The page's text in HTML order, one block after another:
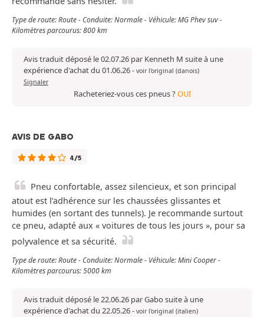
Type de route: Route - Conduite: Normale - Véhicule: MG Phev suv -
Kilomètres parcourus: 800 km
Avis traduit déposé le 02.07.26 par Kenneth M suite à une
expérience d'achat du 01.06.26- voir l'original (danois)
Signaler
Racheteriez-vous ces pneus ?OUI
AVIS DE GABO
4/5
Pneu confortable, assez silencieux, et son principal
atout est l’adhérence sur les chaussées glissantes et
humides (en sortant des tunnels). Je recommande surtout
ce pneu, adapté aux « voitures de tous les jours », pour sa
polyvalence et sa sécurité.
Type de route: Route - Conduite: Normale - Véhicule: Mini Cooper -
Kilomètres parcourus: 5000 km
Avis traduit déposé le 22.06.26 par Gabo suite à une
expérience d'achat du 22.05.26- voir l'original (italien)